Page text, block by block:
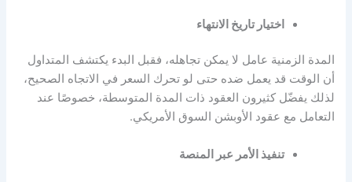
اختيار تاريخ الانتهاء
المدة الزمنية عامل لا يمكن تجاهله، فقبل البدء يكتشف المتداول
أن الوقت قد يعمل ضده حتى لو تحرك السعر في الاتجاه الصحيح،
لذلك يفضّل كثيرون العقود ذات المدة المتوسطة، خصوصًا عند
التعامل مع عقود الأوبشن السوق الأمريكي.
تنفيذ الأمر عبر المنصة